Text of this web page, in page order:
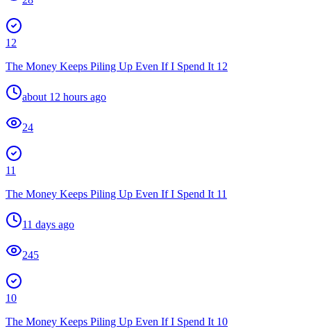
12
The Money Keeps Piling Up Even If I Spend It 12
about 12 hours ago
24
11
The Money Keeps Piling Up Even If I Spend It 11
11 days ago
245
10
The Money Keeps Piling Up Even If I Spend It 10